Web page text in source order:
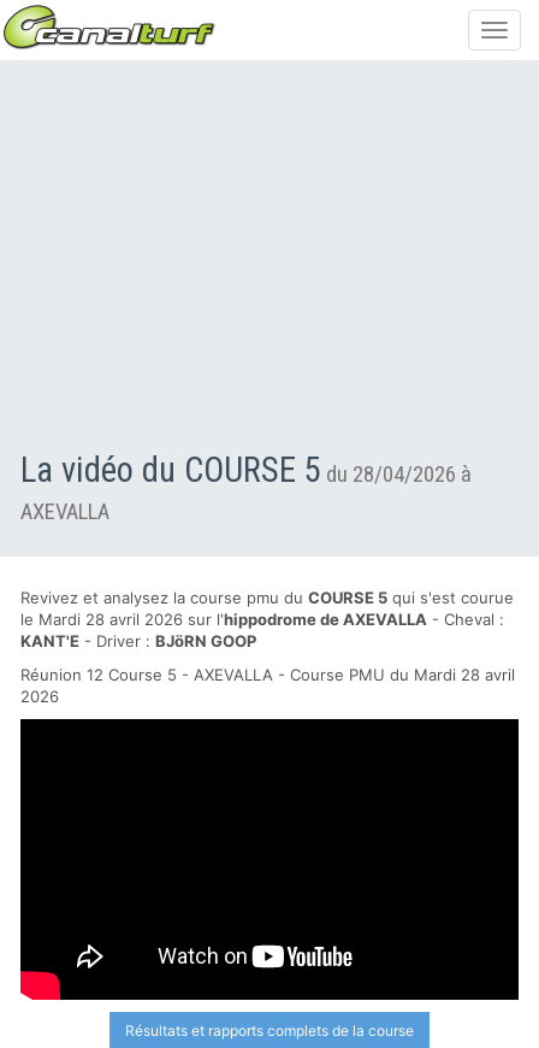
La vidéo du COURSE 5 du 28/04/2026 à
AXEVALLA
Revivez et analysez la course pmu du COURSE 5 qui s'est courue
le Mardi 28 avril 2026 sur l'hippodrome de AXEVALLA - Cheval :
KANT'E - Driver : BJöRN GOOP
Réunion 12 Course 5 - AXEVALLA - Course PMU du Mardi 28 avril
2026
Résultats et rapports complets de la course